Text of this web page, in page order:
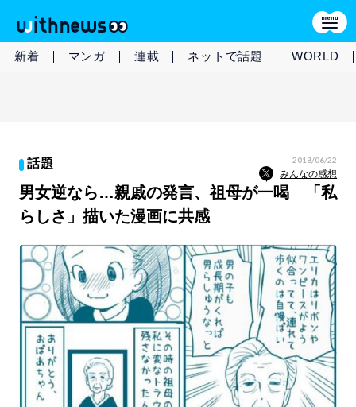
新着 マンガ 連載 ネットで話題 WORLD
話題 2018/06/22
みんなの感想
男女逆なら…親戚の発言、祖母が一喝 「私
らしさ」描いた漫画に共感